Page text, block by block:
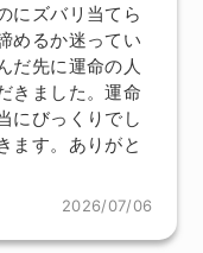
にズバリ当てら
めるか迷ってい
だ先に運命の人
きました。運命
にびっくりでし
ます。ありがと
2026/07/06